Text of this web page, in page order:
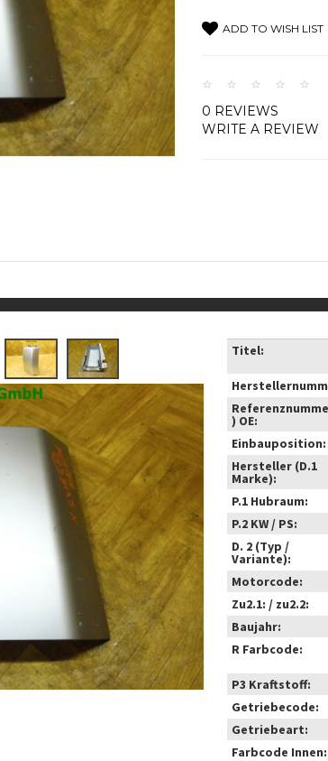
ADD TO WISH LIST
0 REVIEWS
WRITE A REVIEW
Titel:
) OE:
Einbauposition:
Hersteller (D.1
Marke):
P.1 Hubraum:
P.2 KW / PS:
D. 2 (Typ /
Variante):
Motorcode:
Zu2.1: / zu2.2:
Baujahr:
R Farbcode:
P3 Kraftstoff:
Getriebecode:
Getriebeart:
Farbcode Innen: